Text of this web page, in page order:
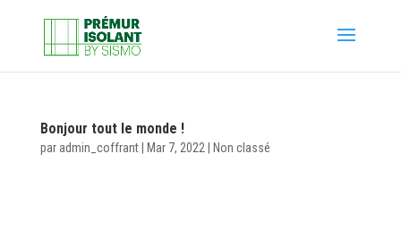
Bonjour tout le monde !
par admin_coffrant| Mar 7, 2022 Non classé